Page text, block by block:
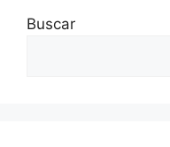
Buscar